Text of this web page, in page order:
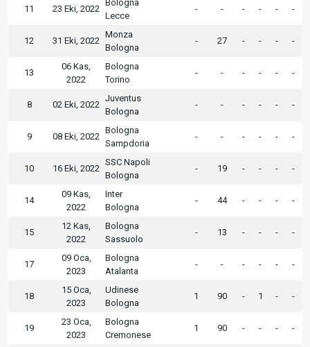
11 23 Eki, 2022
Bologna
Lecce
- - - - - -
12 31 Eki, 2022
Monza
Bologna
- 27 - - - -
13
06 Kas,
2022
Bologna
Torino
- - - - - -
8 02 Eki, 2022
Juventus
Bologna
- - - - - -
9 08 Eki, 2022
Bologna
Sampdoria
- - - - - -
10 16 Eki, 2022
SSC Napoli
Bologna
- 19 - - - -
14
09 Kas,
2022
Inter
Bologna
- 44 - - - -
15
12 Kas,
2022
Bologna
Sassuolo
- 13 - - - -
17
09 Oca,
2023
Bologna
Atalanta
- - - - - -
18
15 Oca,
2023
Udinese
Bologna
1 90 - 1 - -
19
23 Oca,
2023
Bologna
Cremonese
1 90 - - - -